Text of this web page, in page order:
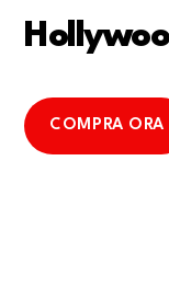
COMPRA ORA